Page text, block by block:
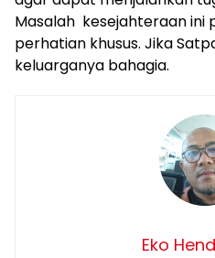
Masalah kesejahteraan ini
perhatian khusus. Jika
keluarganya bahagia.
Eko